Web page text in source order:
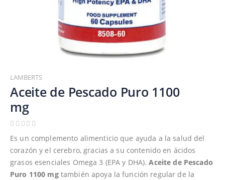
al
comienzo
de
la
galería
imágenes
LAMBERTS
Aceite de Pescado Puro 1100
mg
Es un complemento alimenticio que ayuda a la salud del
corazón y el cerebro, gracias a su contenido en ácidos
grasos esenciales Omega 3 (EPA y DHA).Aceite de Pescado
Puro 1100 mgtambién apoya la función regular de la